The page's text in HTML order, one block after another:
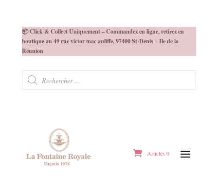
📦 Click & Collect Uniquement – Commandez en ligne, retirez en
boutique au 49 rue victor mac auliffe, 97400 St-Denis – Ile de la
Réunion
Recherche
produits
Articles 0